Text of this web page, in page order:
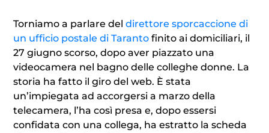
Torniamo a parlare deldirettore sporcaccione di
un ufficio postale di Taranto finito ai domiciliari, il
27 giugno scorso, dopo aver piazzato una
videocamera nel bagno delle colleghe donne. La
storia ha fatto il giro del web. È stata
un’impiegata ad accorgersi a marzo della
telecamera, l’ha così presa e, dopo essersi
confidata con una collega, ha estratto la scheda